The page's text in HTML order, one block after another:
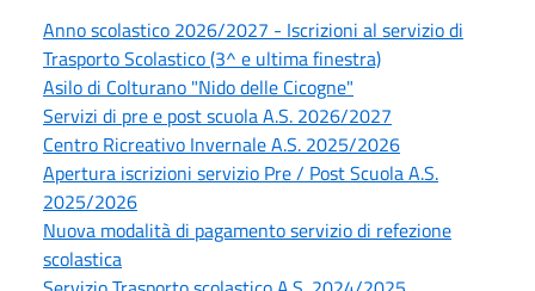
Anno scolastico 2026/2027 - Iscrizioni al servizio di
Trasporto Scolastico (3^ e ultima finestra)
Asilo di Colturano "Nido delle Cicogne"
Servizi di pre e post scuola A.S. 2026/2027
Centro Ricreativo Invernale A.S. 2025/2026
Apertura iscrizioni servizio Pre / Post Scuola A.S.
2025/2026
Nuova modalità di pagamento servizio di refezione
scolastica